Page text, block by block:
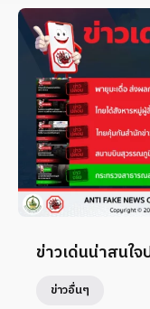
ข่าวเด่นน่าสนใ
ข่าวอื่นๆ